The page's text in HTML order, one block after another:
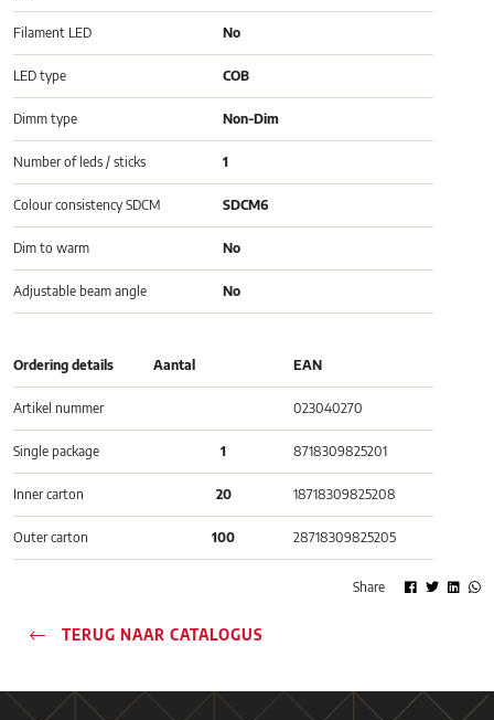
Filament LED No
LED type COB
Dimm type Non-Dim
Number of leds / sticks 1
Colour consistency SDCM SDCM6
Dim to warm No
Adjustable beam angle No
Ordering details Aantal EAN
Artikel nummer 023040270
Single package 1 8718309825201
Inner carton 20 18718309825208
Outer carton 100 28718309825205
Share
TERUG NAAR CATALOGUS